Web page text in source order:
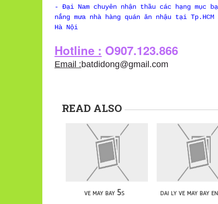
- Đại Nam chuyên nhận thầu các hạng mục
nắng mưa nhà hàng quán ăn nhậu tại
Hà Nội
Hotline : O907.123.866
Email :batdidong@gmail.com
READ ALSO
ve may bay 5s dai ly ve may bay